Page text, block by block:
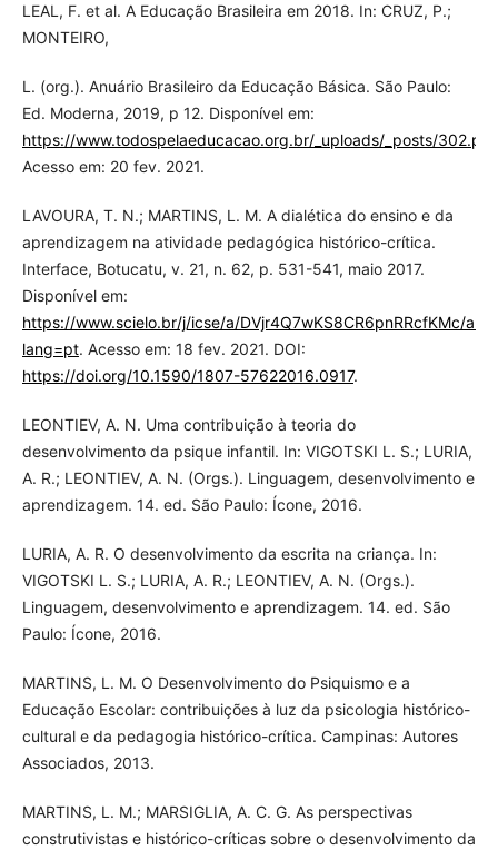
LEAL, F. et al. A Educação Brasileira em 2018. In: CRUZ, P.;
MONTEIRO,
L. (org.). Anuário Brasileiro da Educação Básica. São Paulo:
Ed. Moderna, 2019, p 12. Disponível em:
https://www.todospelaeducacao.org.br/_uploads/_posts/302.pdf
Acesso em: 20 fev. 2021.
LAVOURA, T. N.; MARTINS, L. M. A dialética do ensino e da
aprendizagem na atividade pedagógica histórico-crítica.
Interface, Botucatu, v. 21, n. 62, p. 531-541, maio 2017.
Disponível em:
https://www.scielo.br/j/icse/a/DVjr4Q7wKS8CR6pnRRcfKMc/
lang=pt. Acesso em: 18 fev. 2021. DOI:
https://doi.org/10.1590/1807-57622016.0917.
LEONTIEV, A. N. Uma contribuição à teoria do
desenvolvimento da psique infantil. In: VIGOTSKI L. S.; LURIA,
A. R.; LEONTIEV, A. N. (Orgs.). Linguagem, desenvolvimento e
aprendizagem. 14. ed. São Paulo: Ícone, 2016.
LURIA, A. R. O desenvolvimento da escrita na criança. In:
VIGOTSKI L. S.; LURIA, A. R.; LEONTIEV, A. N. (Orgs.).
Linguagem, desenvolvimento e aprendizagem. 14. ed. São
Paulo: Ícone, 2016.
MARTINS, L. M. O Desenvolvimento do Psiquismo e a
Educação Escolar: contribuições à luz da psicologia histórico-
cultural e da pedagogia histórico-crítica. Campinas: Autores
Associados, 2013.
MARTINS, L. M.; MARSIGLIA, A. C. G. As perspectivas
construtivistas e histórico-críticas sobre o desenvolvimento da